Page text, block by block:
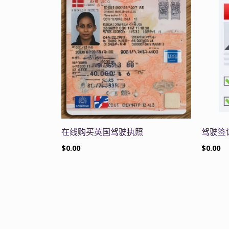
在线购买英国驾驶执照
$0.00
驾驶签
$0.00